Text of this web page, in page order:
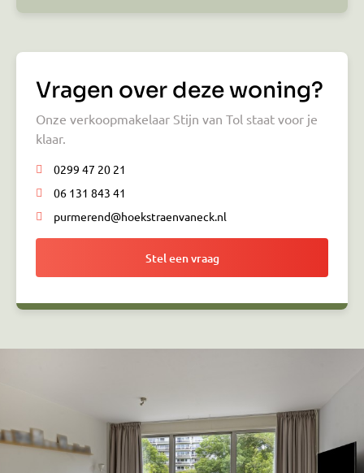
Vragen over deze woning?
Onze verkoopmakelaar Stijn van Tol staat voor je
klaar.
0299 47 20 21
06 131 843 41
purmerend@hoekstraenvaneck.nl
Stel een vraag